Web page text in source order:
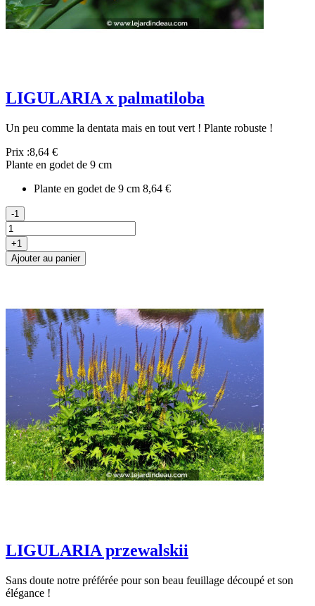
LIGULARIA x palmatiloba
Un peu comme la dentata mais en tout vert ! Plante robuste !
Prix :8,64 €
Plante en godet de 9 cm
Plante en godet de 9 cm 8,64 €
-1
+1
Ajouter au panier
LIGULARIA przewalskii
Sans doute notre préférée pour son beau feuillage découpé et son
élégance !